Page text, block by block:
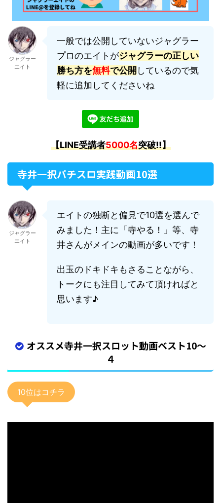
ジャグラー
エイト
一般では公開していないジャグラー
プロのエイトがジャグラーの正しい
勝ち方を無料で公開 しているので気
軽に追加してくださいね
【LINE受講者5000名突破!!】
寺井一択パチスロ実践動画10選
ジャグラー
エイト
エイトの独断と偏見で10選を選んで
みました！主に「寺やる！」等、寺
井さんがメインの動画が多いです！
出玉のドキドキもさることながら、
トークにも注目してみて頂ければと
思います♪
オススメ寺井一択スロット動画ベスト10～
４
10位はコチラ